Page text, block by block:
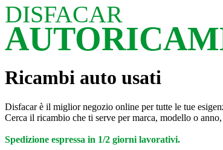
DISFACAR
Ricambi auto usati
Disfacar è il miglior negozio online per tutte le tue
Cerca il ricambio che ti serve per marca, modello o anno,
Spedizione espressa in 1/2 giorni lavorativi.